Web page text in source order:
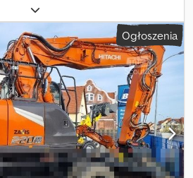
przewodu w cylindrze
płyta stabilizacyjna o szerokości
Liebherr EM 22 (290-90-20 PR 18);
komfortowe siedzenie kierowcy;
zmiennej długości 5,05 m; wysięgnik
Oilquick OQ 70-55; hydraulika do młota,
do homologacji drogowej w
głębiące i 1 łyżka do czyszczenia
= Napęd: kołowy Masa własna: 17
157441 Warunki dostawy: EXW Kraj
dodatkowych informacji prosimy o
Djdpszp D Emofx Agdeck
Ogłoszenia